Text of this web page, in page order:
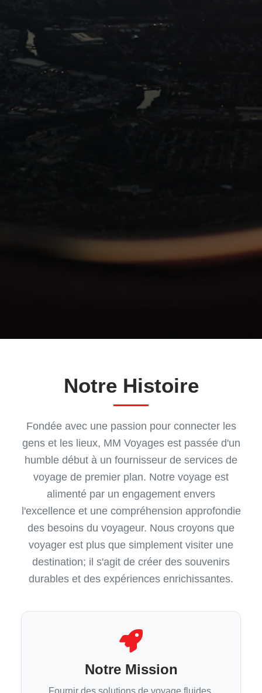
Notre Histoire
Fondée avec une passion pour connecter les
gens et les lieux, MM Voyages est passée d'un
humble début à un fournisseur de services de
voyage de premier plan. Notre voyage est
alimenté par un engagement envers
l'excellence et une compréhension approfondie
des besoins du voyageur. Nous croyons que
voyager est plus que simplement visiter une
destination; il s'agit de créer des souvenirs
durables et des expériences enrichissantes.
Notre Mission
Fournir des solutions de voyage fluides,